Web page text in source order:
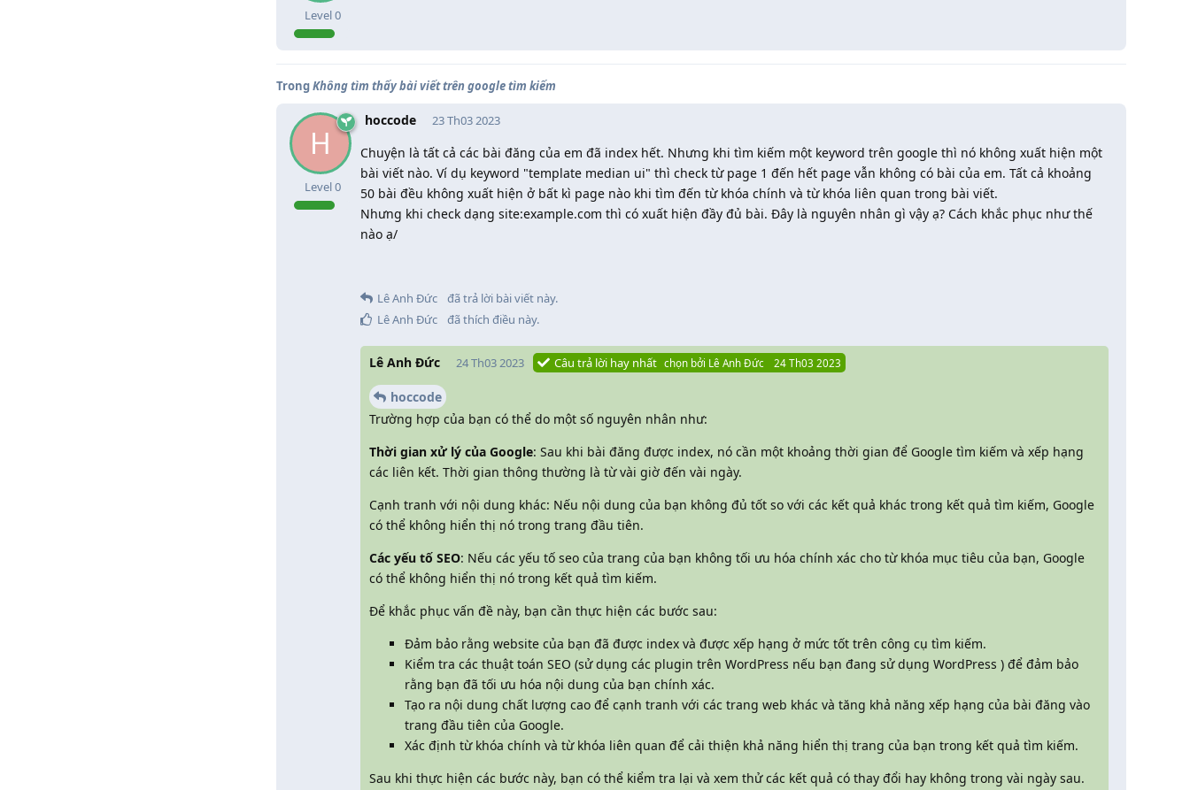
Level0
TrongKhông tìm thấy bài viết trên google tìm kiếm
H
hoccode
Level0
23 Th03 2023
Chuyện là tất cả các bài đăng của em đã index hết. Nhưng khi tìm kiếm một keyword trên google thì nó không xuất hiện một
bài viết nào. Ví dụ keyword "template median ui" thì check từ page 1 đến hết page vẫn không có bài của em. Tất cả khoảng
50 bài đều không xuất hiện ở bất kì page nào khi tìm đến từ khóa chính và từ khóa liên quan trong bài viết.
Nhưng khi check dạng site:example.com thì có xuất hiện đầy đủ bài. Đây là nguyên nhân gì vậy ạ? Cách khắc phục như thế
nào ạ/
Lê Anh Đức
đã trả lời bài viết này.
Lê Anh Đức
đã thích điều này.
Lê Anh Đức 24 Th03 2023 Câu trả lời hay nhất chọn bởi Lê Anh Đức 24 Th03 2023
hoccode
Trường hợp của bạn có thể do một số nguyên nhân như:
Thời gian xử lý của Google: Sau khi bài đăng được index, nó cần một khoảng thời gian để Google tìm kiếm và xếp hạng
các liên kết. Thời gian thông thường là từ vài giờ đến vài ngày.
Cạnh tranh với nội dung khác: Nếu nội dung của bạn không đủ tốt so với các kết quả khác trong kết quả tìm kiếm, Google
có thể không hiển thị nó trong trang đầu tiên.
Các yếu tố SEO: Nếu các yếu tố seo của trang của bạn không tối ưu hóa chính xác cho từ khóa mục tiêu của bạn, Google
có thể không hiển thị nó trong kết quả tìm kiếm.
Để khắc phục vấn đề này, bạn cần thực hiện các bước sau:
Đảm bảo rằng website của bạn đã được index và được xếp hạng ở mức tốt trên công cụ tìm kiếm.
Kiểm tra các thuật toán SEO (sử dụng các plugin trên WordPress nếu bạn đang sử dụng WordPress ) để đảm bảo
rằng bạn đã tối ưu hóa nội dung của bạn chính xác.
Tạo ra nội dung chất lượng cao để cạnh tranh với các trang web khác và tăng khả năng xếp hạng của bài đăng vào
trang đầu tiên của Google.
Xác định từ khóa chính và từ khóa liên quan để cải thiện khả năng hiển thị trang của bạn trong kết quả tìm kiếm.
Sau khi thực hiện các bước này, bạn có thể kiểm tra lại và xem thử các kết quả có thay đổi hay không trong vài ngày sau.